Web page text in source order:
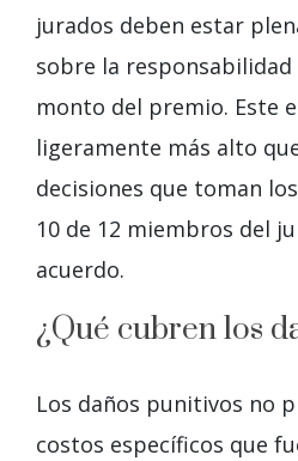
jurados deben estar
sobre la responsabilidad
monto del premio. Este
ligeramente más alto
decisiones que toman
10 de 12 miembros del
acuerdo.
¿Qué cubren los
Los daños punitivos no
costos específicos que